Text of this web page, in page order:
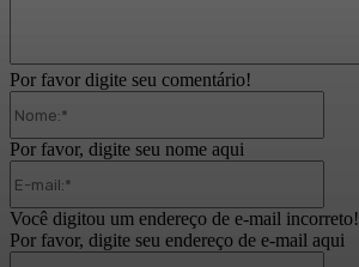
Por favor digite seu comentário!
Por favor, digite seu nome aqui
Você digitou um endereço de e-mail incorreto!
Por favor, digite seu endereço de e-mail aqui